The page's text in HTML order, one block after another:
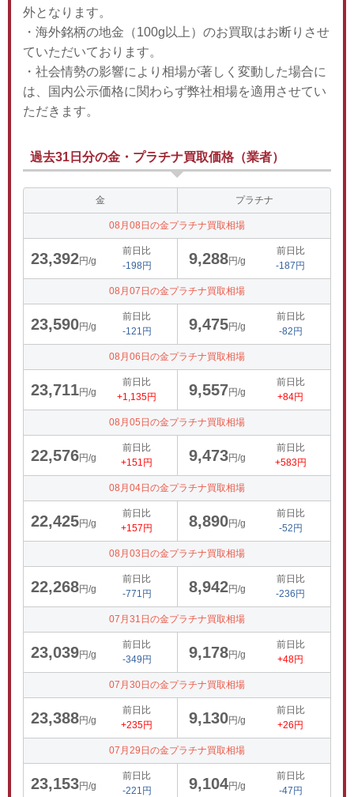
外となります。
・海外銘柄の地金（100g以上）のお買取はお断りさせ
ていただいております。
・社会情勢の影響により相場が著しく変動した場合に
は、国内公示価格に関わらず弊社相場を適用させてい
ただきます。
過去31日分の金・プラチナ買取価格（業者）
金 プラチナ
08月08日の金プラチナ買取相場
23,392円/g
前日比
-198円
9,288円/g
前日比
-187円
08月07日の金プラチナ買取相場
23,590円/g
前日比
-121円
9,475円/g
前日比
-82円
08月06日の金プラチナ買取相場
23,711円/g
前日比
+1,135円
9,557円/g
前日比
+84円
08月05日の金プラチナ買取相場
22,576円/g
前日比
+151円
9,473円/g
前日比
+583円
08月04日の金プラチナ買取相場
22,425円/g
前日比
+157円
8,890円/g
前日比
-52円
08月03日の金プラチナ買取相場
22,268円/g
前日比
-771円
8,942円/g
前日比
-236円
07月31日の金プラチナ買取相場
23,039円/g
前日比
-349円
9,178円/g
前日比
+48円
07月30日の金プラチナ買取相場
23,388円/g
前日比
+235円
9,130円/g
前日比
+26円
07月29日の金プラチナ買取相場
23,153円/g
前日比
-221円
9,104円/g
前日比
-47円